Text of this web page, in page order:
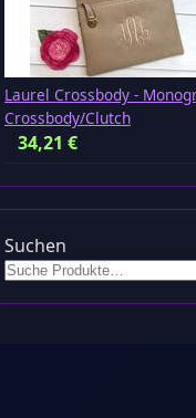
Laurel Crossbody -
Crossbody/Clutch
34,21 €
Suchen